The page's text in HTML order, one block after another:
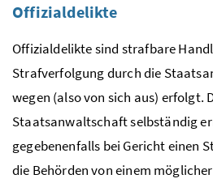
Offizialdelikte
Offizialdelikte sind strafbare
Strafverfolgung durch die
wegen (also von sich aus) erfolgt.
Staatsanwaltschaft selbständig
gegebenenfalls bei Gericht einen
die Behörden von einem